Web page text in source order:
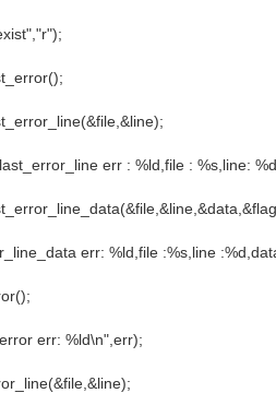
err : %ld,file : %s,line:
err: %ld,file :%s,line
err: %ld\n",err);